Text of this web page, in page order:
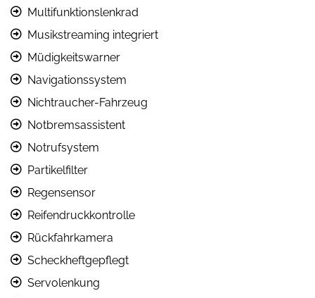
Multifunktionslenkrad
Musikstreaming integriert
Müdigkeitswarner
Navigationssystem
Nichtraucher-Fahrzeug
Notbremsassistent
Notrufsystem
Partikelfilter
Regensensor
Reifendruckkontrolle
Rückfahrkamera
Scheckheftgepflegt
Servolenkung